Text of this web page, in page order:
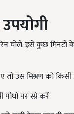
घोलें. इसे कुछ
उस मिश्रण को किसी
पर स्प्रे करें.